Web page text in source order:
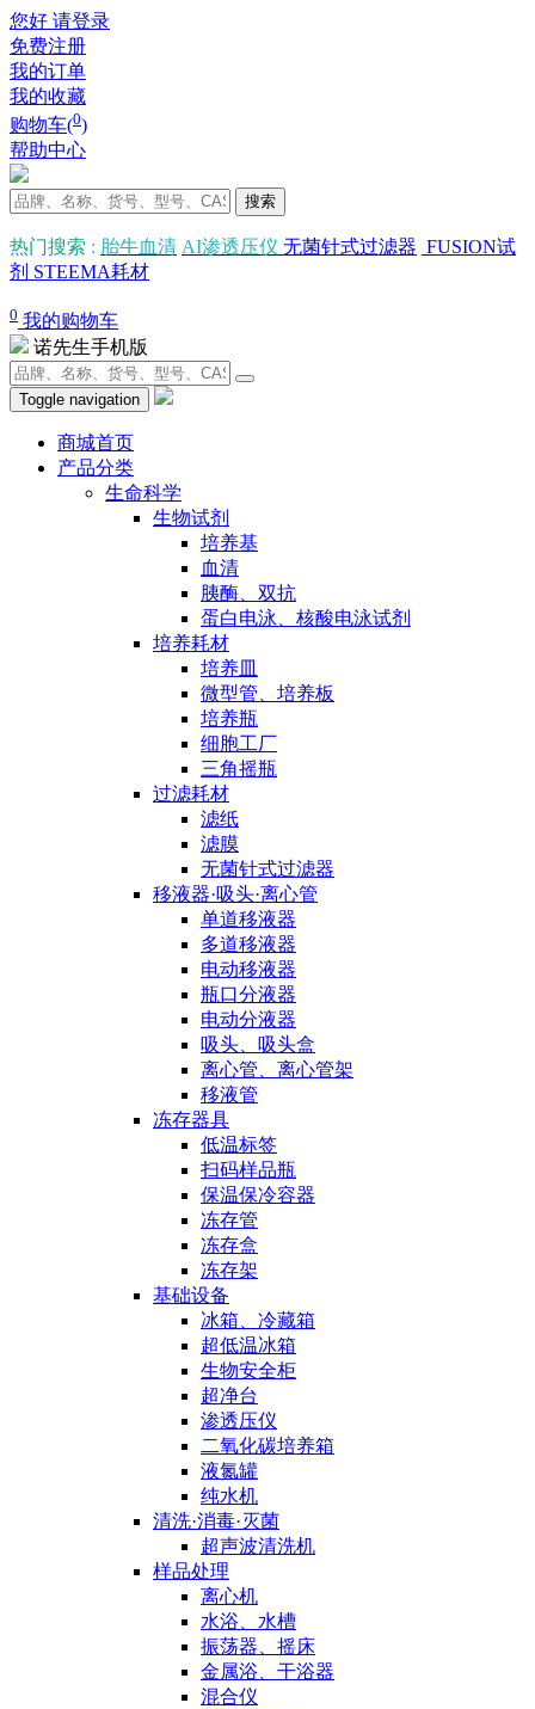
您好 请登录
免费注册
我的订单
我的收藏
购物车(0)
帮助中心
搜索
热门搜索 : 胎牛血清 AI渗透压仪 无菌针式过滤器 FUSION试
剂 STEEMA耗材
0 我的购物车
诺先生手机版
Toggle navigation
商城首页
产品分类
生命科学
生物试剂
培养基
血清
胰酶、双抗
蛋白电泳、核酸电泳试剂
培养耗材
培养皿
微型管、培养板
培养瓶
细胞工厂
三角摇瓶
过滤耗材
滤纸
滤膜
无菌针式过滤器
移液器·吸头·离心管
单道移液器
多道移液器
电动移液器
瓶口分液器
电动分液器
吸头、吸头盒
离心管、离心管架
移液管
冻存器具
低温标签
扫码样品瓶
保温保冷容器
冻存管
冻存盒
冻存架
基础设备
冰箱、冷藏箱
超低温冰箱
生物安全柜
超净台
渗透压仪
二氧化碳培养箱
液氮罐
纯水机
清洗·消毒·灭菌
超声波清洗机
样品处理
离心机
水浴、水槽
振荡器、摇床
金属浴、干浴器
混合仪